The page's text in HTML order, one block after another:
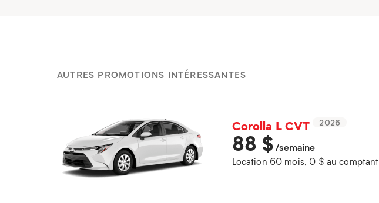
AUTRES PROMOTIONS INTÉRESSANTES
Corolla L CVT 2026
88 $/semaine
Location 60 mois, 0 $ au comptant